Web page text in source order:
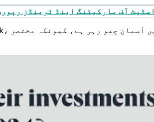
اسٹیٹ آف مارکیٹنگ اینڈ ٹرینڈز